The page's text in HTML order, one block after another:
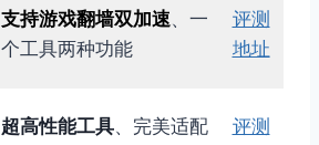
支持游戏翻墙双加速、一
个工具两种功能
评测
地址
超高性能工具、完美适配
评测